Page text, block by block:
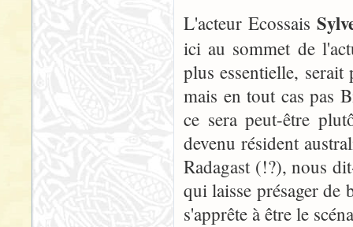
L'acteur Ecossais
ici au sommet de
plus essentielle,
mais en tout cas pas
ce sera peut-être
devenu résident
Radagast (!?), nous
qui laisse présager de
s'apprête à être le